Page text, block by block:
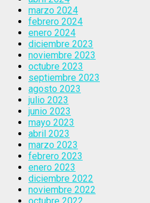
marzo 2024
febrero 2024
enero 2024
diciembre 2023
noviembre 2023
octubre 2023
septiembre 2023
agosto 2023
julio 2023
junio 2023
mayo 2023
abril 2023
marzo 2023
febrero 2023
enero 2023
diciembre 2022
noviembre 2022